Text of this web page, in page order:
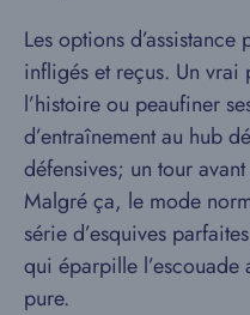
Les options d’assistance
infligés et reçus. Un vrai
l’histoire ou peaufiner
d’entraînement au hub
défensives; un tour
Malgré ça, le mode
série d’esquives
qui éparpille
pure.